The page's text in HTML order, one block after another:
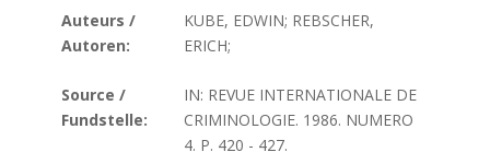
Auteurs /
Autoren:
KUBE, EDWIN; REBSCHER,
ERICH;
Source /
Fundstelle:
IN: REVUE INTERNATIONALE DE
CRIMINOLOGIE. 1986. NUMERO
4. P. 420 - 427.